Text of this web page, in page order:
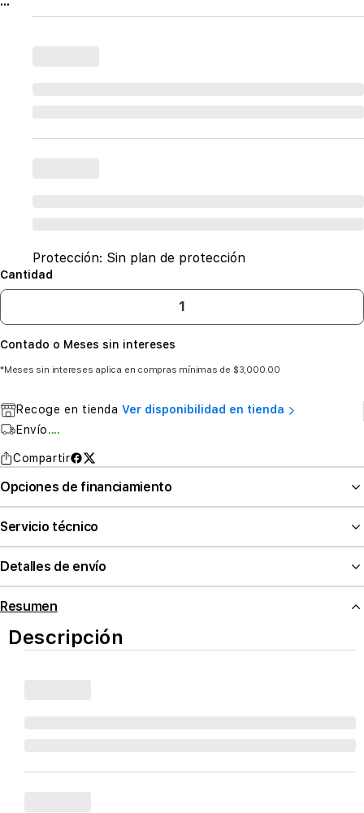
Protección: Sin plan de protección
Cantidad
Contado o Meses sin intereses
*Meses sin intereses aplica en compras mínimas de $3,000.00
Recoge en tienda Ver disponibilidad en tienda
Envío....
Compartir
Opciones de financiamiento
Servicio técnico
Detalles de envío
Resumen
Descripción